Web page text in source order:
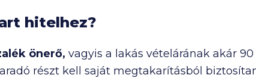
hitelhez?
önerő, vagyis a lakás vételárának akár
részt kell saját megtakarításból